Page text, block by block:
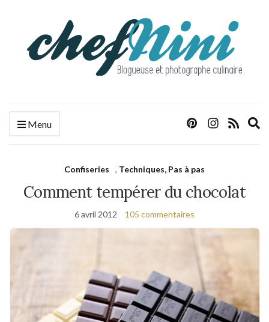
Menu
Confiseries , Techniques, Pas à pas
Comment tempérer du chocolat
6 avril 2012 105 commentaires